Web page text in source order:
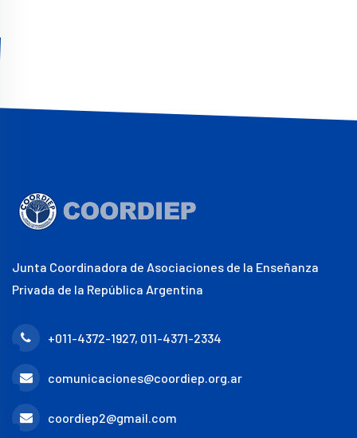
Junta Coordinadora de Asociaciones de la Enseñanza
Privada de la República Argentina
+011-4372-1927, 011-4371-2334
comunicaciones@coordiep.org.ar
coordiep2@gmail.com